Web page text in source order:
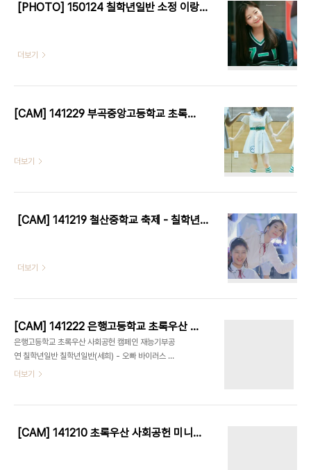
[PHOTO] 150124 칠학년일반 소정 이랑 생일파티 & 데뷔 1주년 기념 팬미팅 by W
더보기
[CAM] 141229 부곡중앙고등학교 초록우산 사회기부 캠페인 미니콘서트 - 칠학년일반 by W
더보기
[CAM] 141219 철산중학교 축제 - 칠학년일반 by W
더보기
[CAM] 141222 은행고등학교 초록우산 사회공헌 캠페인 재능기부공연 - 칠학년일반 by 다카코마츠
은행고등학교 초록우산 사회공헌 캠페인 재능기부공
연 칠학년일반 칠학년일반(세희) - 오빠 바이러스 칠
학년일반(소정) - ALWAYS 칠학년일반(유화) - 이
더보기
[CAM] 141210 초록우산 사회공헌 미니콘서트(서해고등학교) - 칠학년일반 by W